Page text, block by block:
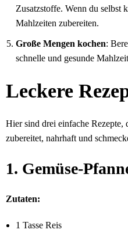
Zusatzstoffe. Wenn du selbst
Mahlzeiten zubereiten.
Große Mengen kochen:
schnelle und gesunde
Leckere
Hier sind drei einfache Rezepte,
zubereitet, nahrhaft und
1. Gemüse-
Zutaten:
1 Tasse Reis